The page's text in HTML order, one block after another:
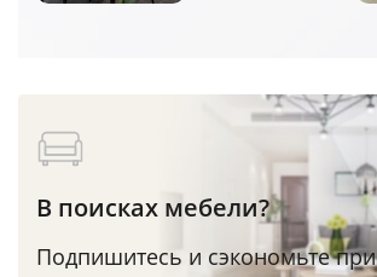
В поисках мебели?
Подпишитесь и сэкономьте при